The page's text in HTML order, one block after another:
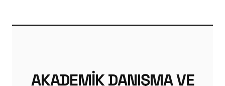
AKADEMIK DANIŞMA VE